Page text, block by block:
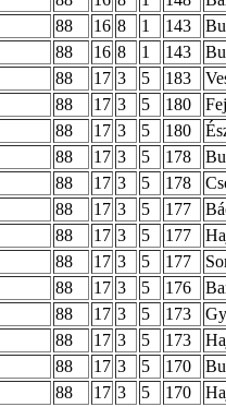
88 16 8 1 143
88 16 8 1 143
88 17 3 5 183
88 17 3 5 180
88 17 3 5 180
88 17 3 5 178
88 17 3 5 178
88 17 3 5 177
88 17 3 5 177
88 17 3 5 177
88 17 3 5 176
88 17 3 5 173
88 17 3 5 173
88 17 3 5 170
88 17 3 5 170